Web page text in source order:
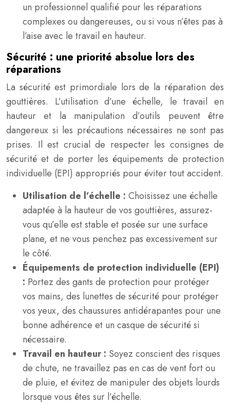
un professionnel qualifié pour les réparations
complexes ou dangereuses, ou si vous n’êtes pas à
l’aise avec le travail en hauteur.
Sécurité : une priorité absolue lors des
réparations
La sécurité est primordiale lors de la réparation des
gouttières. L’utilisation d’une échelle, le travail en
hauteur et la manipulation d’outils peuvent être
dangereux si les précautions nécessaires ne sont pas
prises. Il est crucial de respecter les consignes de
sécurité et de porter les équipements de protection
individuelle (EPI) appropriés pour éviter tout accident.
Utilisation de l’échelle : Choisissez une échelle
adaptée à la hauteur de vos gouttières, assurez-
vous qu’elle est stable et posée sur une surface
plane, et ne vous penchez pas excessivement sur
le côté.
Équipements de protection individuelle (EPI)
: Portez des gants de protection pour protéger
vos mains, des lunettes de sécurité pour protéger
vos yeux, des chaussures antidérapantes pour une
bonne adhérence et un casque de sécurité si
nécessaire.
Travail en hauteur : Soyez conscient des risques
de chute, ne travaillez pas en cas de vent fort ou
de pluie, et évitez de manipuler des objets lourds
lorsque vous êtes sur l’échelle.